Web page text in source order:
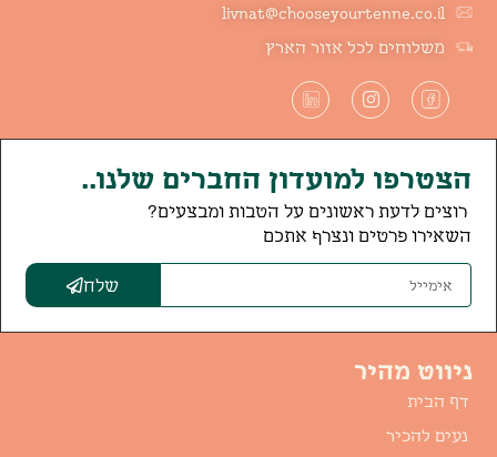
livnat@chooseyourtenne.co.il
משלוחים לכל אזור הארץ
הצטרפו למועדון החברים שלנו..
רוצים לדעת ראשונים על הטבות ומבצעים?
השאירו פרטים ונצרף אתכם
שלח
ניווט מהיר
דף הבית
נעים להכיר